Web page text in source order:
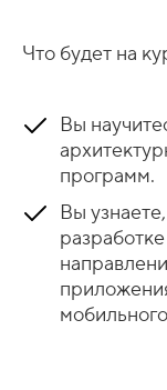
Что будет на
Вы
программ.
Вы